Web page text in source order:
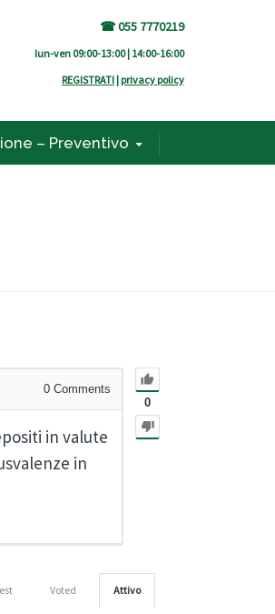
☎ 055 7770219
lun-ven 09:00-13:00 | 14:00-16:00
REGISTRATI | privacy policy
– Preventivo
0
0 Comments
in valute
in
Attivo
Voted